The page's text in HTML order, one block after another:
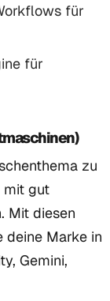
für
für
zu
mit gut
Mit diesen
deine Marke in
Gemini,